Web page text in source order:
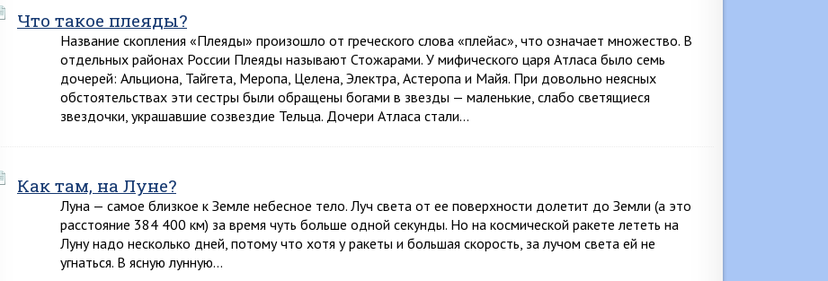
Что такое плеяды?
Название скопления «Плеяды» произошло от греческого слова «плейас», что означает множество. В
отдельных районах России Плеяды называют Стожарами. У мифического царя Атласа было семь
дочерей: Альциона, Тайгета, Меропа, Целена, Электра, Астеропа и Майя. При довольно неясных
обстоятельствах эти сестры были обращены богами в звезды — маленькие, слабо светящиеся
звездочки, украшавшие созвездие Тельца. Дочери Атласа стали…
Как там, на Луне?
Луна — самое близкое к Земле небесное тело. Луч света от ее поверхности долетит до Земли (а это
расстояние 384 400 км) за время чуть больше одной секунды. Но на космической ракете лететь на
Луну надо несколько дней, потому что хотя у ракеты и большая скорость, за лучом света ей не
угнаться. В ясную лунную…